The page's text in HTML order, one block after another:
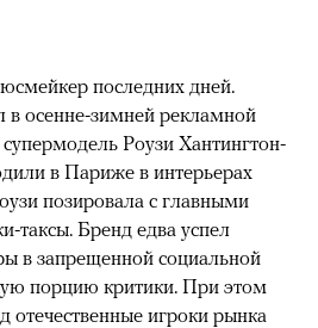
последних дней.
в осенне-зимней рекламной
Роузи Хантингтон-
в Париже в интерьерах
позировала с главными
таксы. Бренд едва успел
в запрещенной социальной
порцию критики. При этом
отечественные игроки рынка